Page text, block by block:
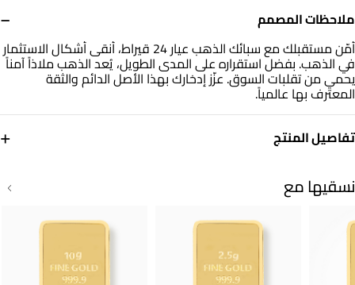
ملاحظات المصمم −
أمّن مستقبلك مع سبائك الذهب عيار 24 قيراط، أنقى أشكال الاستثمار
في الذهب. بفضل استقراره على المدى الطويل، يُعد الذهب ملاذاً آمناً
يحمي من تقلبات السوق. عزّز إدخارك بهذا الأصل الدائم والثقة
المعترف بها عالمياً.
تفاصيل المنتج
+
ذهب أصفر 24 قيراط
ذهب لازوردي
رقم الموديل
نسقيها مع